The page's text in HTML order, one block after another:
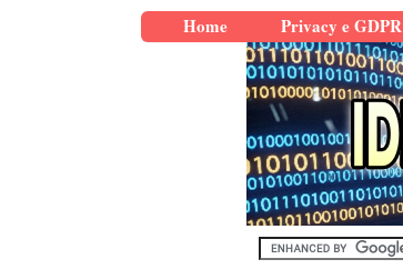
Home Privacy e GDPR